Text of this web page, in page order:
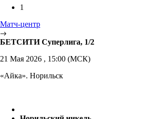
1
Матч-центр
БЕТСИТИ Суперлига, 1/2
21 Мая 2026 , 15:00 (МСК)
«Айка». Норильск